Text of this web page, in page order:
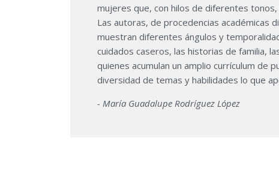
mujeres que, con hilos de diferentes
Las autoras, de procedencias académicas
muestran diferentes ángulos y
cuidados caseros, las historias de familia,
quienes acumulan un amplio currículum de
diversidad de temas y habilidades lo que
- María Guadalupe Rodríguez López